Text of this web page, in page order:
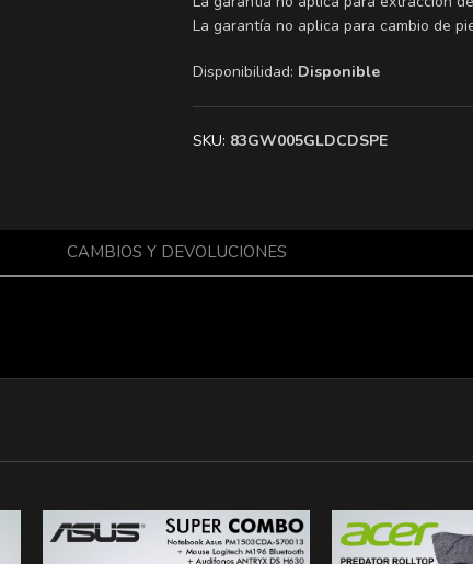
La garantía no aplica para cambio de
Disponibilidad: Disponible
SKU: 83GW005GLDCDSPE
CAMBIOS Y DEVOLUCIONES